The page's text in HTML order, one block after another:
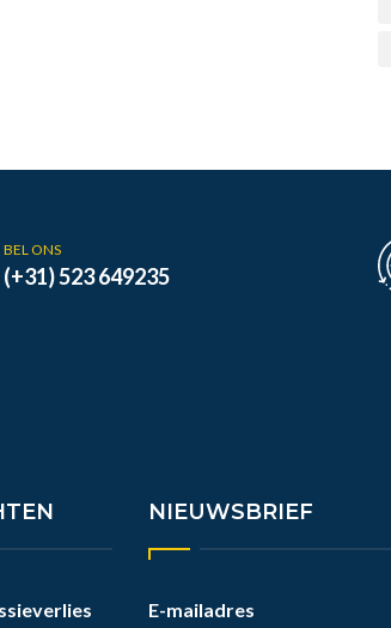
BEL ONS
(+31) 523 649235
NIEUWSBRIEF
E-mailadres